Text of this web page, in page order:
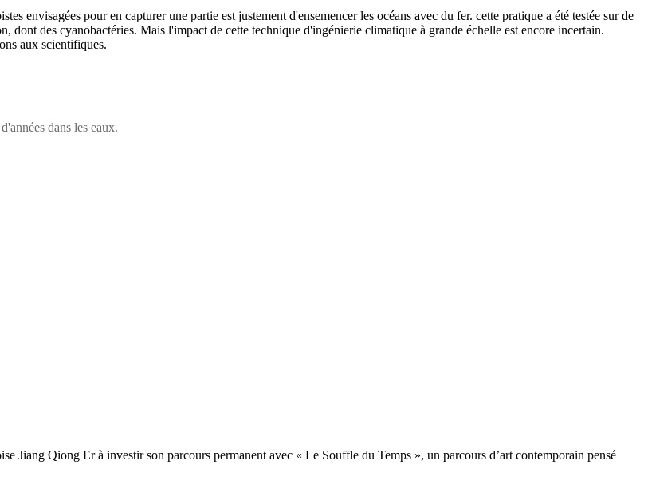
envisagées pour en capturer une partie est justement d'ensemencer les océans avec du fer. cette pratique a été testée sur de
dont des cyanobactéries. Mais l'impact de cette technique d'ingénierie climatique à grande échelle est encore incertain.
aux scientifiques.
dans les eaux.
Jiang Qiong Er à investir son parcours permanent avec « Le Souffle du Temps », un parcours d’art contemporain pensé